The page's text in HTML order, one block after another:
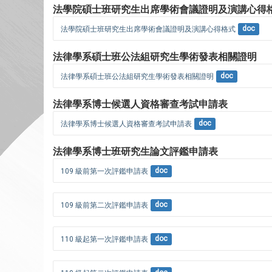
法學院碩士班研究生出席學術會議證明及演講心得
法學院碩士班研究生出席學術會議證明及演講心得格式 doc
法律學系碩士班公法組研究生學術發表相關證明
法律學系碩士班公法組研究生學術發表相關證明 doc
法律學系博士候選人資格審查考試申請表
法律學系博士候選人資格審查考試申請表 doc
法律學系博士班研究生論文評鑑申請表
109 級前第一次評鑑申請表 doc
109 級前第二次評鑑申請表 doc
110 級起第一次評鑑申請表 doc